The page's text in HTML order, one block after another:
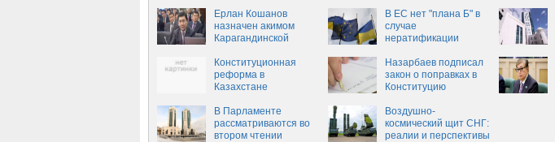
Ерлан Кошанов
назначен акимом
Карагандинской
В ЕС нет "плана Б" в
случае
нератификации
Соглашения об
ассоциации с
Украиной - посол
Конституционная
реформа в
Казахстане
поправки приняты
Назарбаев подписал
закон о поправках в
Конституцию
В Парламенте
рассматриваются во
втором чтении
Воздушно-
космический щит СНГ:
реалии и перспективы